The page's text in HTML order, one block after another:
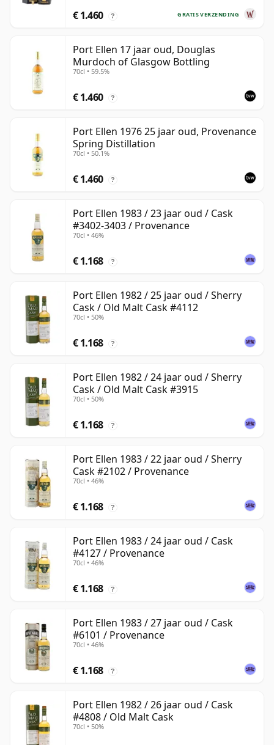
GRATIS VERZENDING
€ 1.460 ?
Port Ellen 17 jaar oud, Douglas
Murdoch of Glasgow Bottling
70cl • 59.5%
€ 1.460 ?
Port Ellen 1976 25 jaar oud, Provenance
Spring Distillation
70cl • 50.1%
€ 1.460 ?
Port Ellen 1983 / 23 jaar oud / Cask
#3402-3403 / Provenance
70cl • 46%
€ 1.168 ?
Port Ellen 1982 / 25 jaar oud / Sherry
Cask / Old Malt Cask #4112
70cl • 50%
€ 1.168 ?
Port Ellen 1982 / 24 jaar oud / Sherry
Cask / Old Malt Cask #3915
70cl • 50%
€ 1.168 ?
Port Ellen 1983 / 22 jaar oud / Sherry
Cask #2102 / Provenance
70cl • 46%
€ 1.168 ?
Port Ellen 1983 / 24 jaar oud / Cask
#4127 / Provenance
70cl • 46%
€ 1.168 ?
Port Ellen 1983 / 27 jaar oud / Cask
#6101 / Provenance
70cl • 46%
€ 1.168 ?
Port Ellen 1982 / 26 jaar oud / Cask
#4808 / Old Malt Cask
70cl • 50%